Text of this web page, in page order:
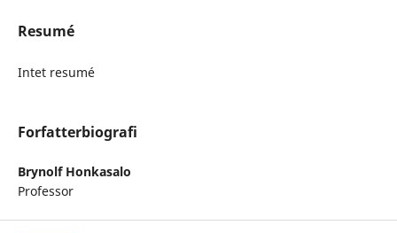
Resumé
Intet resumé
Forfatterbiografi
Brynolf Honkasalo
Professor